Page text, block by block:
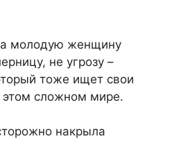
молодую женщину
не угрозу –
тоже ищет свои
этом сложном мире.
накрыла